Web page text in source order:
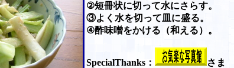
②短冊状に切って水にさらす。
③よく水を切って皿に盛る。
④酢味噌をかける（和える）。
SpecialThanks： さま